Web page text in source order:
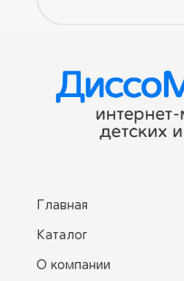
Главная
Каталог
О компании